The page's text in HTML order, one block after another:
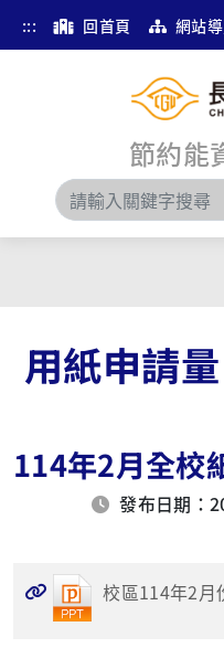
::: 回首頁 網站
節約能
用紙申請量
114年2月全校
發布日期：
校區114年2月